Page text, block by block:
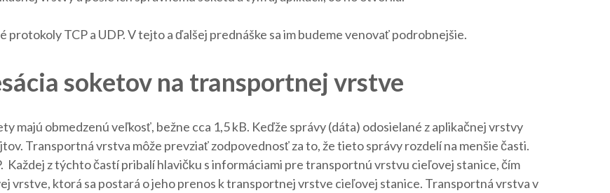
TCP a UDP. V tejto a ďalšej prednáške sa im budeme venovať podrobnejšie.
soketov na transportnej vrstve
majú obmedzenú veľkosť, bežne cca 1,5 kB. Keďže správy (dáta) odosielané z aplikačnej vrstvy
Transportná vrstva môže prevziať zodpovednosť za to, že tieto správy rozdelí na menšie časti.
z týchto častí pribalí hlavičku s informáciami pre transportnú vrstvu cieľovej stanice, čím
vrstve, ktorá sa postará o jeho prenos k transportnej vrstve cieľovej stanice. Transportná vrstva v